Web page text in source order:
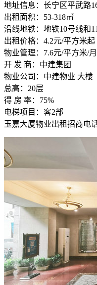
地址信息：长宁区平武路
出租面积：53-318㎡
沿线地铁：地铁10号线和
出租价格：4.2元/平方米起
物业管理：7.6元/平方米/月
开 发 商：中建集团
物业公司：中建物业 大楼
总高：20层
得 房 率：75%
电梯项目：客2部
玉嘉大厦物业出租招商电